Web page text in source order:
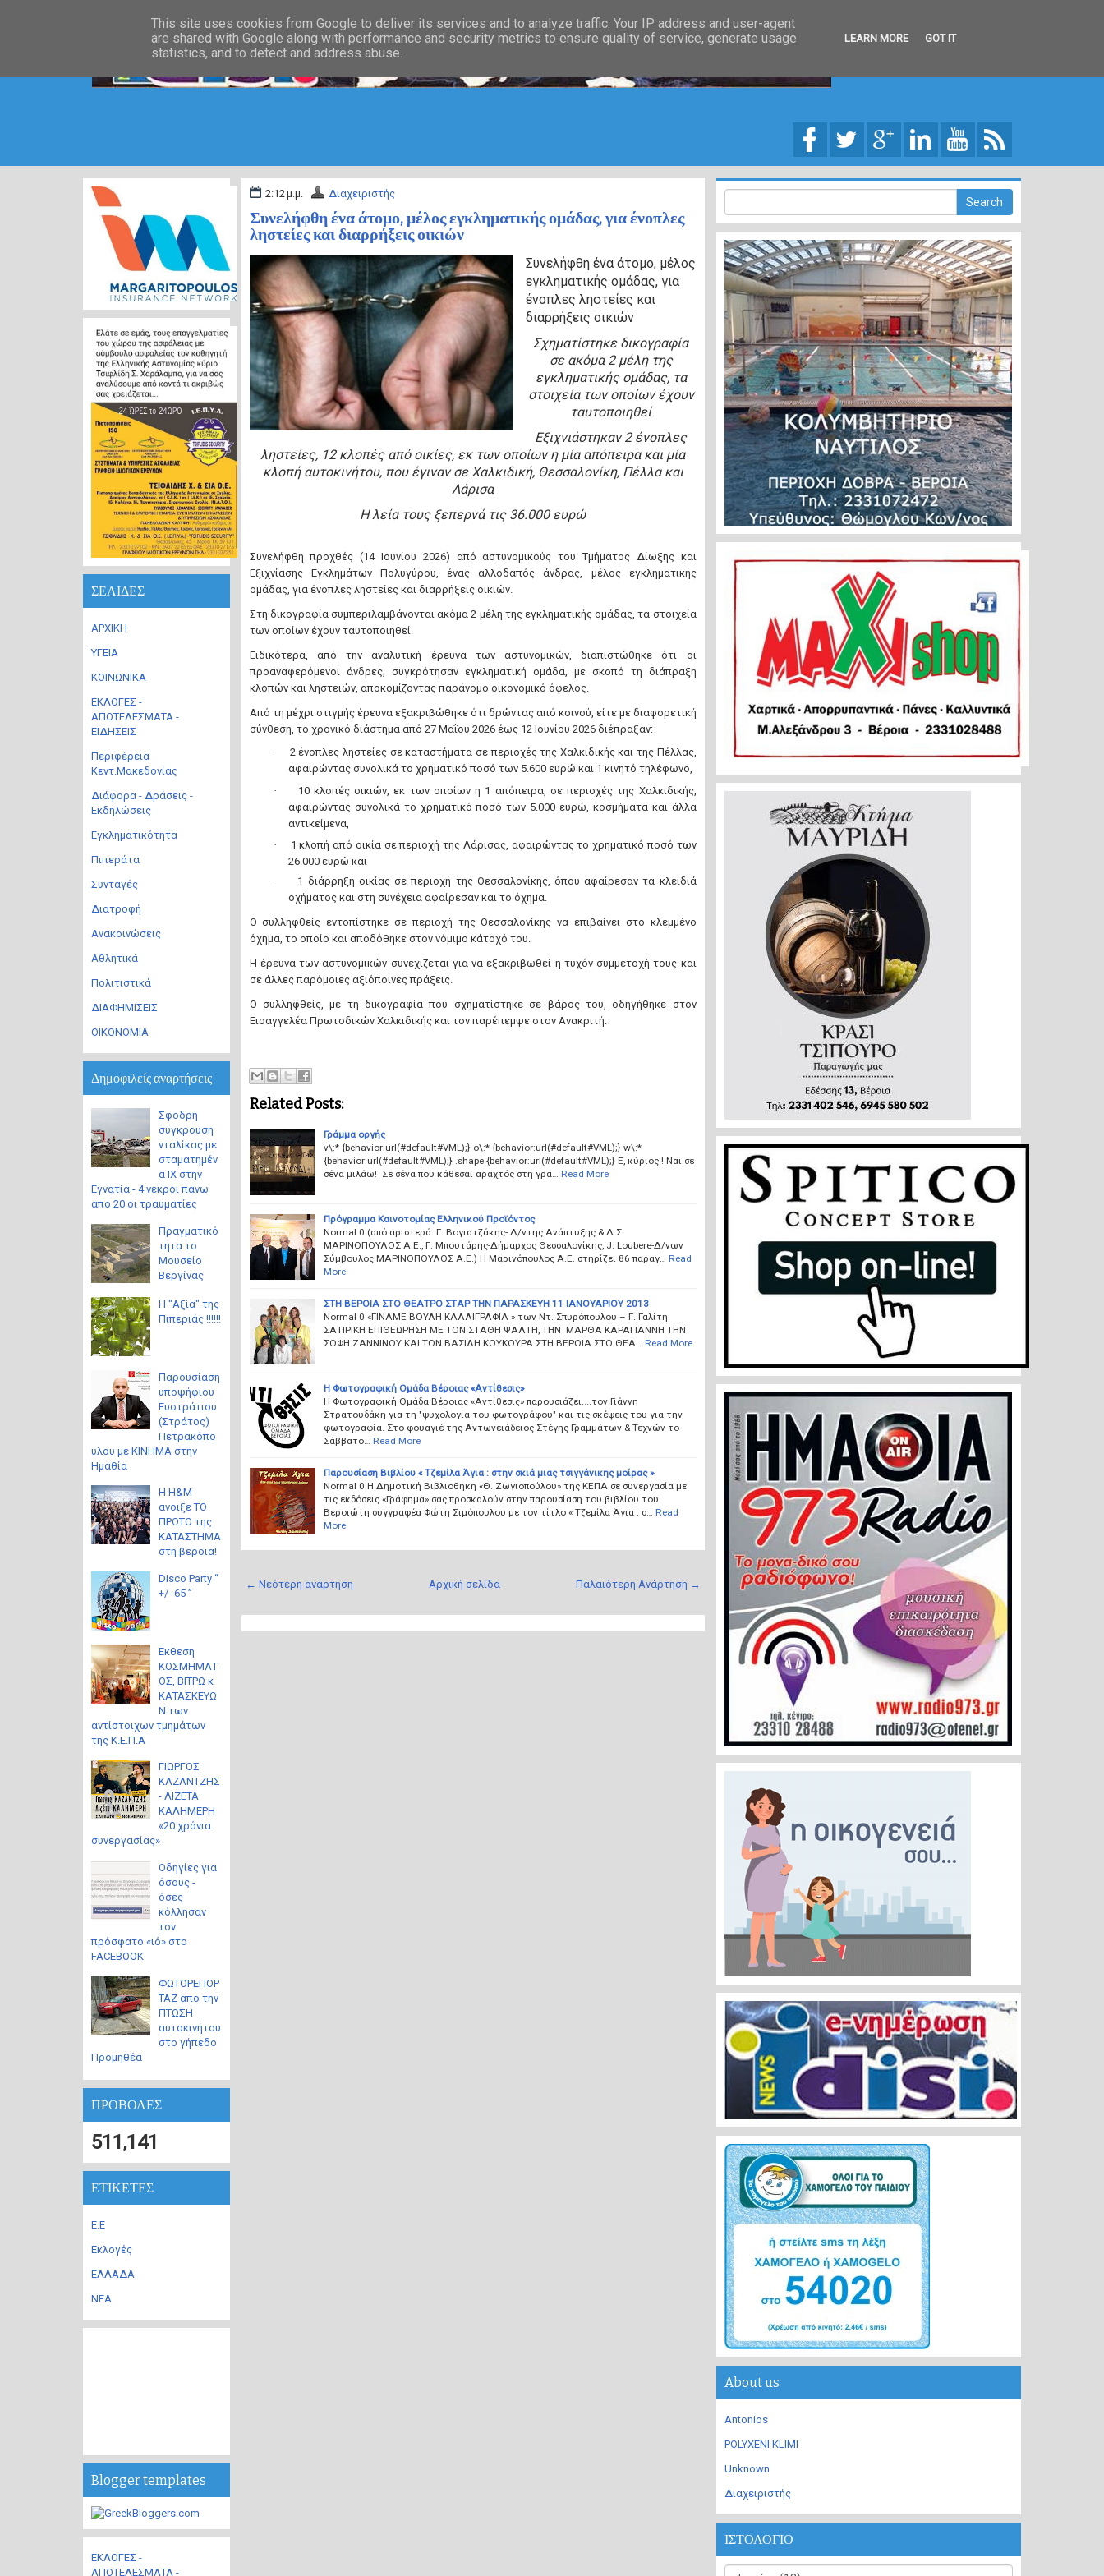
2:12 μ.μ. Διαχειριστής
Συνελήφθη ένα άτομο, μέλος εγκληματικής ομάδας, για ένοπλες
ληστείες και διαρρήξεις οικιών
Συνελήφθη ένα άτομο, μέλος
εγκληματικής ομάδας, για
ένοπλες ληστείες και
διαρρήξεις οικιών
Σχηματίστηκε δικογραφία
σε ακόμα 2 μέλη της
εγκληματικής ομάδας, τα
στοιχεία των οποίων έχουν
ταυτοποιηθεί
Εξιχνιάστηκαν 2 ένοπλες
ληστείες, 12 κλοπές από οικίες, εκ των οποίων η μία απόπειρα και μία
κλοπή αυτοκινήτου, που έγιναν σε Χαλκιδική, Θεσσαλονίκη, Πέλλα και
Λάρισα
Η λεία τους ξεπερνά τις 36.000 ευρώ
Συνελήφθη προχθές (14 Ιουνίου 2026) από αστυνομικούς του Τμήματος Δίωξης και
Εξιχνίασης Εγκλημάτων Πολυγύρου, ένας αλλοδαπός άνδρας, μέλος εγκληματικής
ομάδας, για ένοπλες ληστείες και διαρρήξεις οικιών.
Στη δικογραφία συμπεριλαμβάνονται ακόμα 2 μέλη της εγκληματικής ομάδας, τα στοιχεία
των οποίων έχουν ταυτοποιηθεί.
Ειδικότερα, από την αναλυτική έρευνα των αστυνομικών, διαπιστώθηκε ότι οι
προαναφερόμενοι άνδρες, συγκρότησαν εγκληματική ομάδα, με σκοπό τη διάπραξη
κλοπών και ληστειών, αποκομίζοντας παράνομο οικονομικό όφελος.
Από τη μέχρι στιγμής έρευνα εξακριβώθηκε ότι δρώντας από κοινού, είτε με διαφορετική
σύνθεση, το χρονικό διάστημα από 27 Μαΐου 2026 έως 12 Ιουνίου 2026 διέπραξαν:
·
2 ένοπλες ληστείες σε καταστήματα σε περιοχές της Χαλκιδικής και της Πέλλας,
αφαιρώντας συνολικά το χρηματικό ποσό των 5.600 ευρώ και 1 κινητό τηλέφωνο,
·
10 κλοπές οικιών, εκ των οποίων η 1 απόπειρα, σε περιοχές της Χαλκιδικής,
αφαιρώντας συνολικά το χρηματικό ποσό των 5.000 ευρώ, κοσμήματα και άλλα
αντικείμενα,
·
1 κλοπή από οικία σε περιοχή της Λάρισας, αφαιρώντας το χρηματικό ποσό των
26.000 ευρώ και
·
1 διάρρηξη οικίας σε περιοχή της Θεσσαλονίκης, όπου αφαίρεσαν τα κλειδιά
οχήματος και στη συνέχεια αφαίρεσαν και το όχημα.
Ο συλληφθείς εντοπίστηκε σε περιοχή της Θεσσαλονίκης να επιβαίνει στο κλεμμένο
όχημα, το οποίο και αποδόθηκε στον νόμιμο κάτοχό του.
Η έρευνα των αστυνομικών συνεχίζεται για να εξακριβωθεί η τυχόν συμμετοχή τους και
σε άλλες παρόμοιες αξιόποινες πράξεις.
Ο συλληφθείς, με τη δικογραφία που σχηματίστηκε σε βάρος του, οδηγήθηκε στον
Εισαγγελέα Πρωτοδικών Χαλκιδικής και τον παρέπεμψε στον Ανακριτή.
Related Posts:
Γράμμα οργής
v\:* {behavior:url(#default#VML);} o\:* {behavior:url(#default#VML);} w\:*
{behavior:url(#default#VML);} .shape {behavior:url(#default#VML);} Ε, κύριος ! Ναι σε
σένα μιλάω! Σε σένα που κάθεσαι αραχτός στη γρα… Read More
Πρόγραμμα Καινοτομίας Ελληνικού Προϊόντος
Normal 0 (από αριστερά: Γ. Βογιατζάκης- Δ/ντης Ανάπτυξης & Δ.Σ.
ΜΑΡΙΝΟΠΟΥΛΟΣ Α.Ε., Γ. Μπουτάρης-Δήμαρχος Θεσσαλονίκης, J. Loubere-Δ/νων
Σύμβουλος ΜΑΡΙΝΟΠΟΥΛΟΣ Α.Ε.) Η Μαρινόπουλος A.E. στηρίζει 86 παραγ… Read
More
ΣΤΗ ΒΕΡΟΙΑ ΣΤΟ ΘΕΑΤΡΟ ΣΤΑΡ ΤΗΝ ΠΑΡΑΣΚΕΥΗ 11 ΙΑΝΟΥΑΡΙΟΥ 2013
Normal 0 «ΓΙΝΑΜΕ ΒΟΥΛΗ ΚΑΛΛΙΓΡΑΦΙΑ » των Ντ. Σπυρόπουλου – Γ. Γαλίτη
ΣΑΤΙΡΙΚΗ ΕΠΙΘΕΩΡΗΣΗ ΜΕ ΤΟΝ ΣΤΑΘΗ ΨΑΛΤΗ, ΤΗΝ ΜΑΡΘΑ ΚΑΡΑΓΙΑΝΝΗ ΤΗΝ
ΣΟΦΗ ΖΑΝΝΙΝΟΥ ΚΑΙ ΤΟΝ ΒΑΣΙΛΗ ΚΟΥΚΟΥΡΑ ΣΤΗ ΒΕΡΟΙΑ ΣΤΟ ΘΕΑ… Read More
Η Φωτογραφική Ομάδα Βέροιας «Αντίθεσις»
Η Φωτογραφική Ομάδα Βέροιας «Αντίθεσις» παρουσιάζει....τον Γιάννη
Στρατουδάκη για τη "ψυχολογία του φωτογράφου" και τις σκέψεις του για την
φωτογραφία. Στο φουαγιέ της Αντωνειάδειος Στέγης Γραμμάτων & Τεχνών το
Σάββατο… Read More
Παρουσίαση Βιβλίου « Τζεμίλα Άγια : στην σκιά μιας τσιγγάνικης μοίρας »
Normal 0 Η Δημοτική Βιβλιοθήκη «Θ. Ζωγιοπούλου» της ΚΕΠΑ σε συνεργασία με
τις εκδόσεις «Γράφημα» σας προσκαλούν στην παρουσίαση του βιβλίου του
Βεροιώτη συγγραφέα Φώτη Σιμόπουλου με τον τίτλο « Τζεμίλα Άγια : σ… Read
More
← Νεότερη ανάρτηση Παλαιότερη Ανάρτηση →
Αρχική σελίδα
ΣΕΛΙΔΕΣ
ΑΡΧΙΚΗ
ΥΓΕΙΑ
ΚΟΙΝΩΝΙΚΑ
ΕΚΛΟΓΕΣ -
ΑΠΟΤΕΛΕΣΜΑΤΑ -
ΕΙΔΗΣΕΙΣ
Περιφέρεια
Κεντ.Μακεδονίας
Διάφορα - Δράσεις -
Εκδηλώσεις
Εγκληματικότητα
Πιπεράτα
Συνταγές
Διατροφή
Ανακοινώσεις
Αθλητικά
Πολιτιστικά
ΔΙΑΦΗΜΙΣΕΙΣ
ΟΙΚΟΝΟΜΙΑ
Δημοφιλείς αναρτήσεις
Σφοδρή
σύγκρουση
νταλίκας με
σταματημέν
α ΙΧ στην
Εγνατία - 4 νεκροί πανω
απο 20 οι τραυματίες
Πραγματικό
τητα το
Μουσείο
Βεργίνας
Η "Αξία" της
Πιπεριάς !!!!!!
Παρουσίαση
υποψήφιου
Ευστράτιου
(Στράτος)
Πετρακόπο
υλου με ΚΙΝΗΜΑ στην
Ημαθία
Η H&M
ανοιξε ΤΟ
ΠΡΩΤΟ της
ΚΑΤΑΣΤΗΜΑ
στη βεροια!
Disco Party “
+/- 65 ”
Eκθεση
ΚΟΣΜΗΜΑΤ
ΟΣ, ΒΙΤΡΩ κ
ΚΑΤΑΣΚΕΥΩ
Ν των
αντίστοιχων τμημάτων
της Κ.Ε.Π.Α
ΓΙΩΡΓΟΣ
ΚΑΖΑΝΤΖΗΣ
- ΛΙΖΕΤΑ
ΚΑΛΗΜΕΡΗ
«20 χρόνια
συνεργασίας»
Οδηγίες για
όσους -
όσες
κόλλησαν
τον
πρόσφατο «ιό» στο
FACEBOOK
ΦΩΤΟΡΕΠΟΡ
ΤΑΖ απο την
ΠΤΩΣΗ
αυτοκινήτου
στο γήπεδο
Προμηθέα
ΠΡΟΒΟΛΕΣ
511,141
ΕΤΙΚΕΤΕΣ
Ε.Ε
Εκλογές
ΕΛΛΑΔΑ
ΝΕΑ
Blogger templates
ΕΚΛΟΓΕΣ -
ΑΠΟΤΕΛΕΣΜΑΤΑ -
About us
Antonios
POLYXENI KLIMI
Unknown
Διαχειριστής
ΙΣΤΟΛΟΓΙΟ
This site uses cookies from Google to deliver its services and to analyze traffic. Your IP address and user-agent
are shared with Google along with performance and security metrics to ensure quality of service, generate usage
statistics, and to detect and address abuse.
LEARN MORE GOT IT